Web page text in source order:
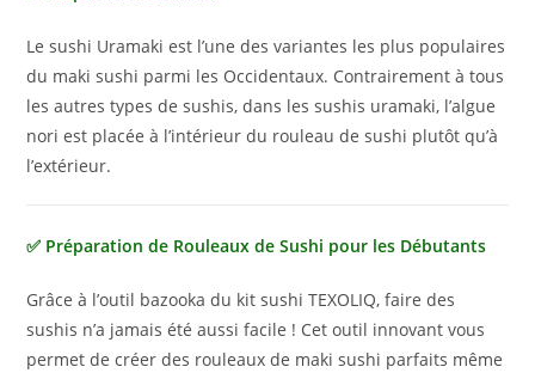
Le sushi Uramaki est l’une des variantes les plus populaires
du maki sushi parmi les Occidentaux. Contrairement à tous
les autres types de sushis, dans les sushis uramaki, l’algue
nori est placée à l’intérieur du rouleau de sushi plutôt qu’à
l’extérieur.
✅ Préparation de Rouleaux de Sushi pour les Débutants
Grâce à l’outil bazooka du kit sushi TEXOLIQ, faire des
sushis n’a jamais été aussi facile ! Cet outil innovant vous
permet de créer des rouleaux de maki sushi parfaits même